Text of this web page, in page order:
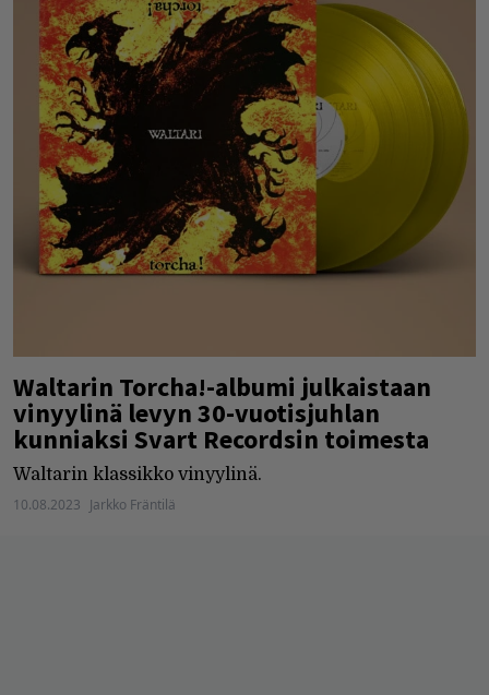
Waltarin Torcha!-albumi julkaistaan
vinyylinä levyn 30-vuotisjuhlan
kunniaksi Svart Recordsin toimesta
Waltarin klassikko vinyylinä.
10.08.2023 Jarkko Fräntilä